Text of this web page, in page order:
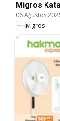
Migros
06 Ağustos
Migros